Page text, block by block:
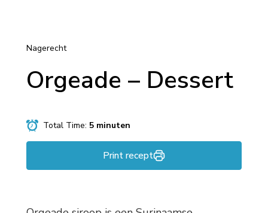
Nagerecht
Orgeade – Dessert
Total Time: 5 minuten
Print recept